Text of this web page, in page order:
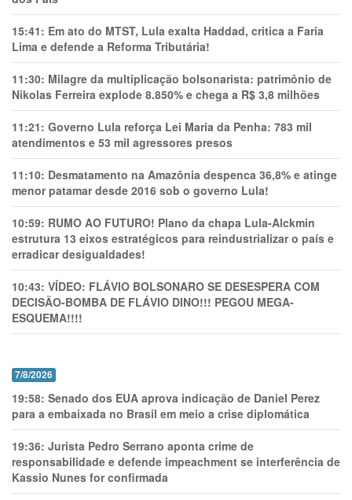
15:41: Em ato do MTST, Lula exalta Haddad, critica a Faria
Lima e defende a Reforma Tributária!
11:30: Milagre da multiplicação bolsonarista: patrimônio de
Nikolas Ferreira explode 8.850% e chega a R$ 3,8 milhões
11:21: Governo Lula reforça Lei Maria da Penha: 783 mil
atendimentos e 53 mil agressores presos
11:10: Desmatamento na Amazônia despenca 36,8% e atinge
menor patamar desde 2016 sob o governo Lula!
10:59: RUMO AO FUTURO! Plano da chapa Lula-Alckmin
estrutura 13 eixos estratégicos para reindustrializar o país e
erradicar desigualdades!
10:43: VÍDEO: FLÁVIO BOLSONARO SE DESESPERA COM
DECISÃO-BOMBA DE FLÁVIO DINO!!! PEGOU MEGA-
ESQUEMA!!!!
7/8/2026
19:58: Senado dos EUA aprova indicação de Daniel Perez
para a embaixada no Brasil em meio a crise diplomática
19:36: Jurista Pedro Serrano aponta crime de
responsabilidade e defende impeachment se interferência de
Kassio Nunes for confirmada